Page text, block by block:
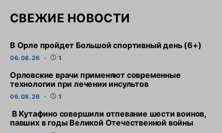
СВЕЖИЕ НОВОСТИ
В Орле пройдет Большой спортивный день (6+)
06.08.26 1
Орловские врачи применяют современные
технологии при лечении инсультов
06.08.26 1
В Кутафино совершили отпевание шести воинов,
павших в годы Великой Отечественной войны